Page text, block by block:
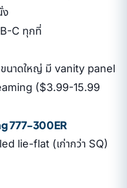
ง
C ทุกที่
นาดใหญ่ มี vanity panel
($3.99-15.99
777-300ER
lie-flat (เก่ากว่า SQ)